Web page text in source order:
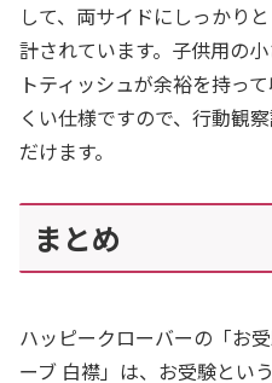
して、両サイドにしっかり
計されています。子供用の
トティッシュが余裕を持っ
くい仕様ですので、行動観
だけます。
まとめ
ハッピークローバーの「お
ーブ 白襟」は、お受験とい